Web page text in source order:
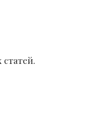
статей.